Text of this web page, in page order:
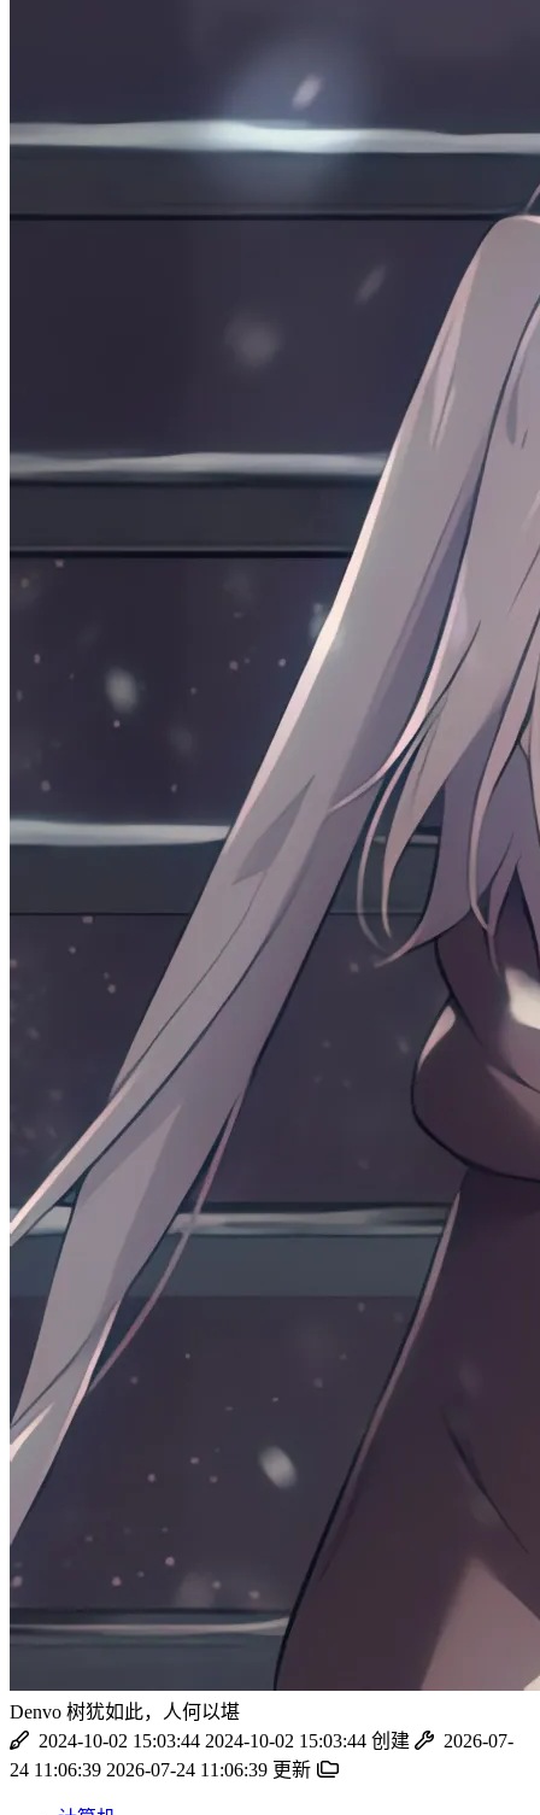
Denvo 树犹如此，人何以堪
2024-10-02 15:03:44 2024-10-02 15:03:44 创建
2026-07-
24 11:06:39 2026-07-24 11:06:39 更新